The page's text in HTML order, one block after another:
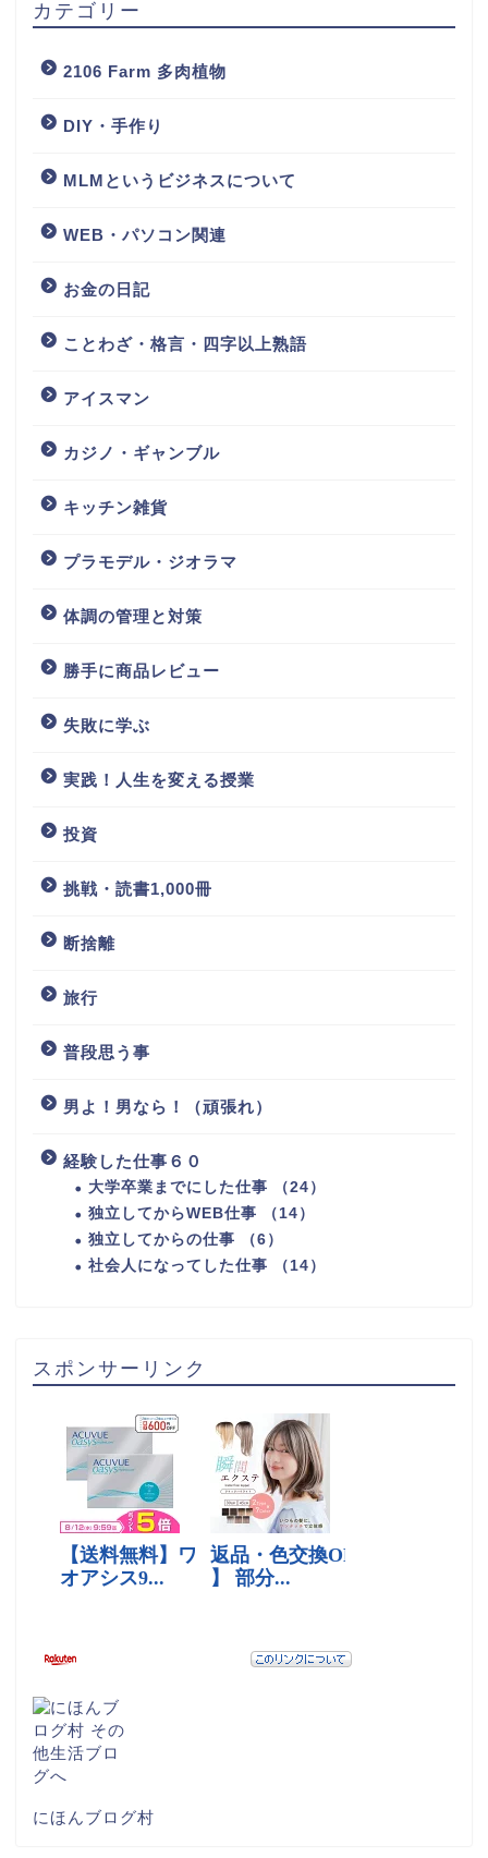
カテゴリー
2106 Farm 多肉植物
DIY・手作り
MLMというビジネスについて
WEB・パソコン関連
お金の日記
ことわざ・格言・四字以上熟語
アイスマン
カジノ・ギャンブル
キッチン雑貨
プラモデル・ジオラマ
体調の管理と対策
勝手に商品レビュー
失敗に学ぶ
実践！人生を変える授業
投資
挑戦・読書1,000冊
断捨離
旅行
普段思う事
男よ！男なら！（頑張れ）
経験した仕事６０
大学卒業までにした仕事 （24）
独立してからWEB仕事 （14）
独立してからの仕事 （6）
社会人になってした仕事 （14）
スポンサーリンク
にほんブログ村